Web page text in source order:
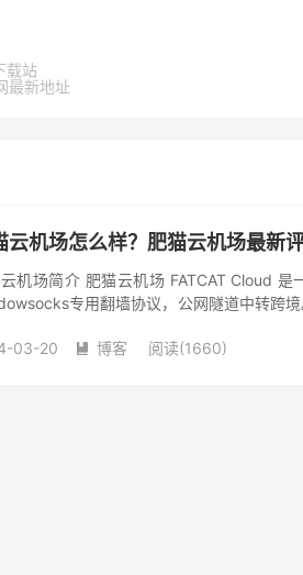
载站
最新地址
云机场怎么样？肥猫云机场最新
机场简介 肥猫云机场 FATCAT Cloud
专用翻墙协议，公网隧道中转跨
03-20  博客 阅读(1660)